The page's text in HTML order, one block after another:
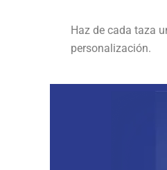
Haz de cada taza
personalización.